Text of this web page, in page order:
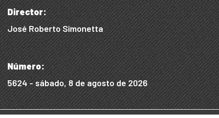
Director:
José Roberto Simonetta
Número:
5624 - sábado, 8 de agosto de 2026